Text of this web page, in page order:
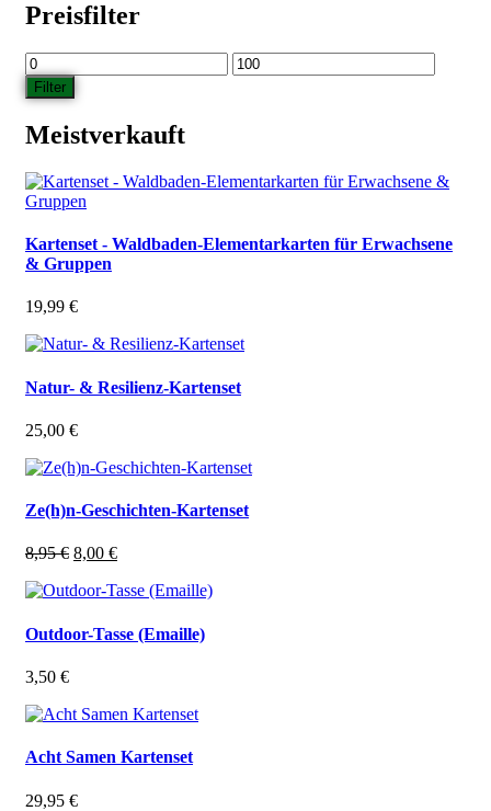
Preisfilter
Min.
Preis
Max.
Preis
Filter
Meistverkauft
Kartenset - Waldbaden-Elementarkarten für Erwachsene
& Gruppen
19,99 €
Natur- & Resilienz-Kartenset
25,00 €
Ze(h)n-Geschichten-Kartenset
8,95€ Ursprünglicher
war:
8,00 €Aktueller
ist:
Outdoor-Tasse (Emaille)
3,50 €
Acht Samen Kartenset
29,95 €